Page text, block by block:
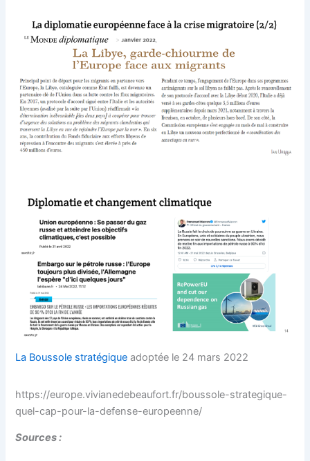
La Boussole stratégiqueadoptée le 24 mars 2022
https://europe.vivianedebeaufort.fr/boussole-strategique-
quel-cap-pour-la-defense-europeenne/
Sources :